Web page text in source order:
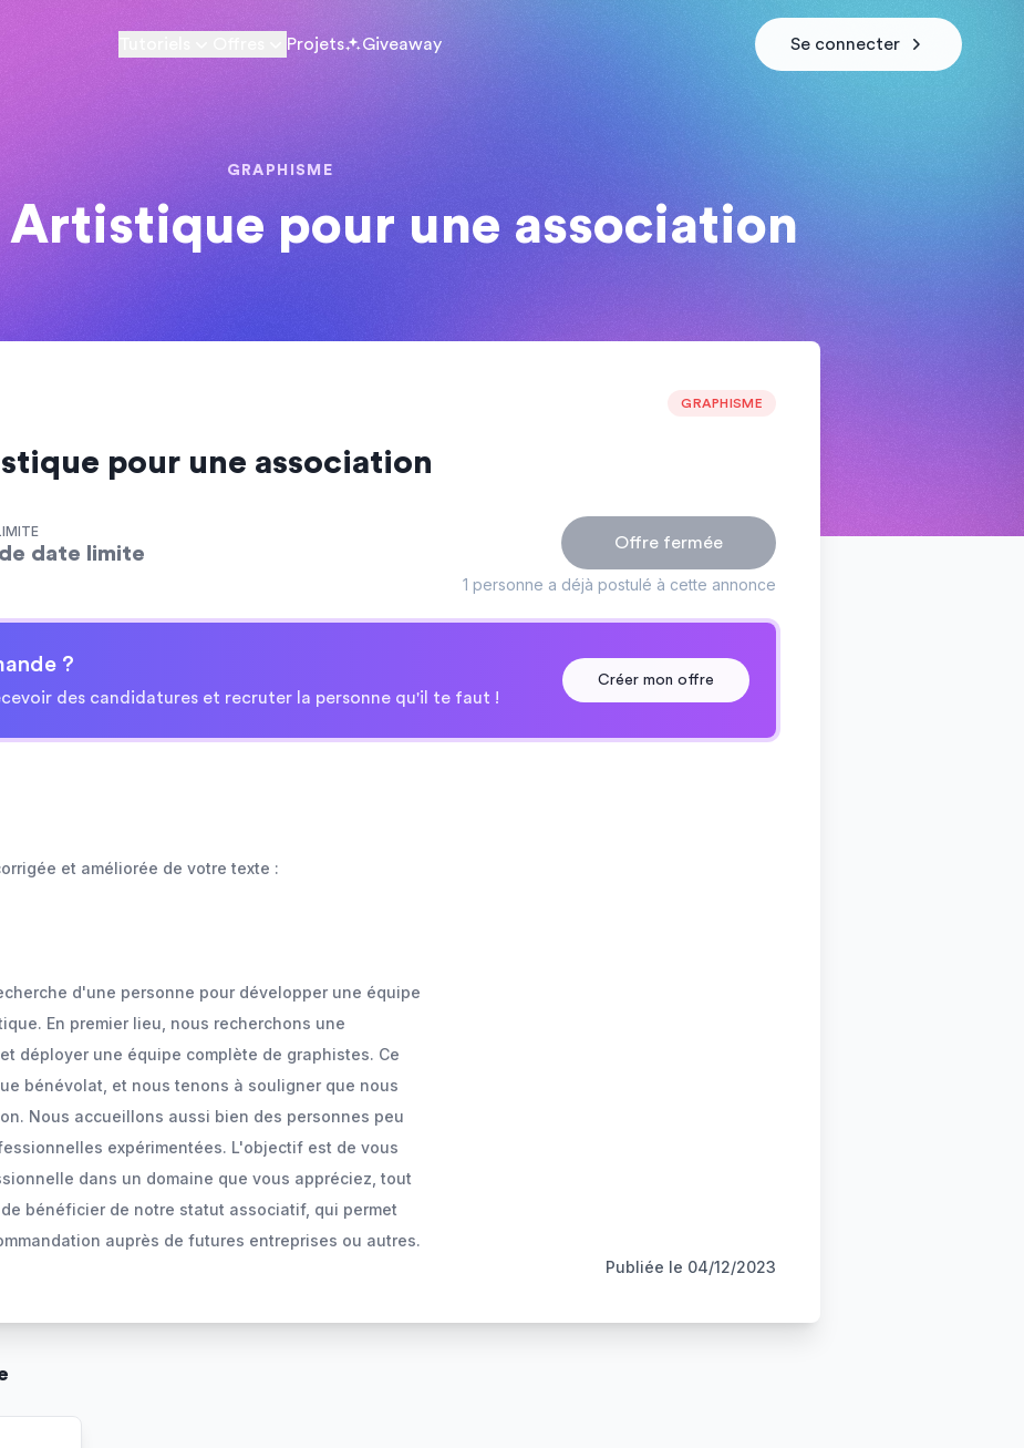
Projets Giveaway Se connecter
GRAPHISME
Artistique pour une association
GRAPHISME
pour une association
de date limite Offre fermée
1 personne a déjà postulé à cette annonce
?
des candidatures et recruter la personne qu'il te faut !
Créer mon offre
et améliorée de votre texte :
d'une personne pour développer une équipe
En premier lieu, nous recherchons une
déployer une équipe complète de graphistes. Ce
bénévolat, et nous tenons à souligner que nous
Nous accueillons aussi bien des personnes peu
expérimentées. L'objectif est de vous
dans un domaine que vous appréciez, tout
bénéficier de notre statut associatif, qui permet
auprès de futures entreprises ou autres.
Publiée le 04/12/2023